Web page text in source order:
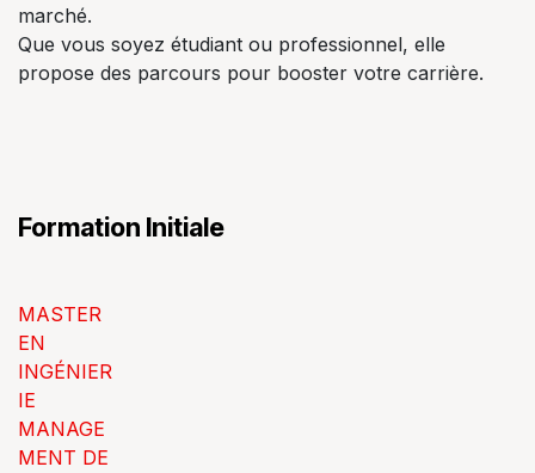
marché.
Que vous soyez étudiant ou professionnel, elle
propose des parcours pour booster votre carrière.
Formation Initiale
MASTER
EN
INGÉNIER
IE
MANAGE
MENT DE